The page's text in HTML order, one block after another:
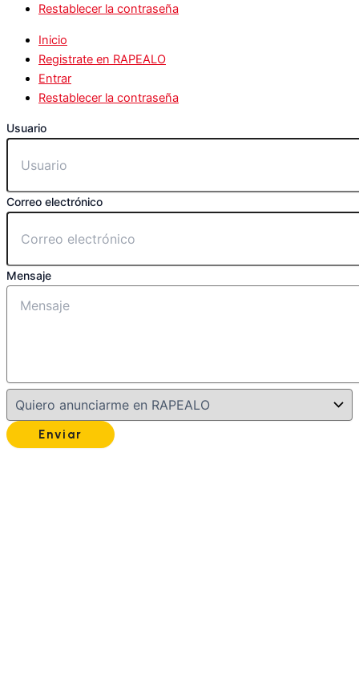
Restablecer la contraseña
Inicio
Registrate en RAPEALO
Entrar
Restablecer la contraseña
Usuario
Correo electrónico
Mensaje
Enviar